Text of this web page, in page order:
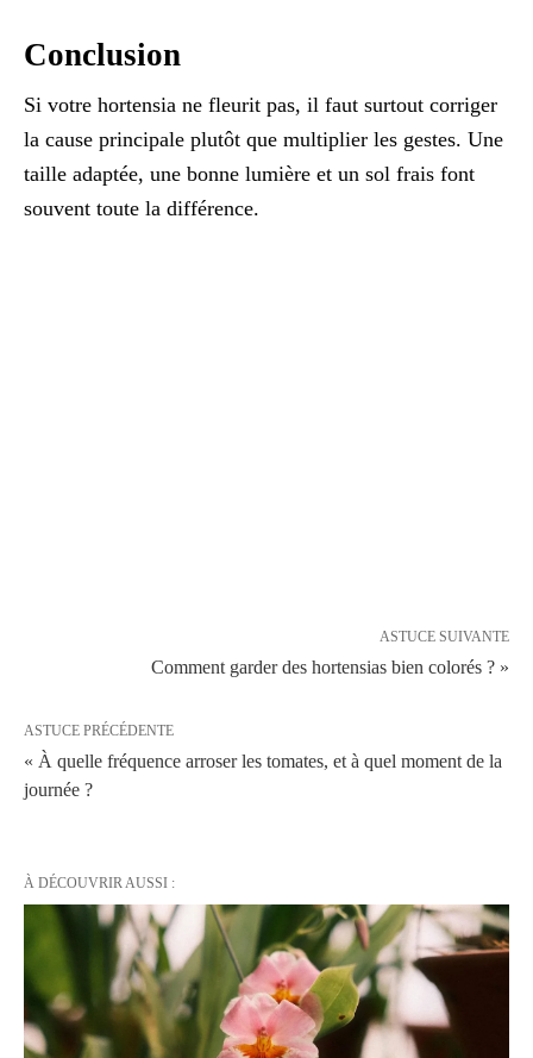
Conclusion
Si votre hortensia ne fleurit pas, il faut surtout corriger
la cause principale plutôt que multiplier les gestes. Une
taille adaptée, une bonne lumière et un sol frais font
souvent toute la différence.
ASTUCE SUIVANTE
Comment garder des hortensias bien colorés ? »
ASTUCE PRÉCÉDENTE
« À quelle fréquence arroser les tomates, et à quel moment de la
journée ?
À DÉCOUVRIR AUSSI :